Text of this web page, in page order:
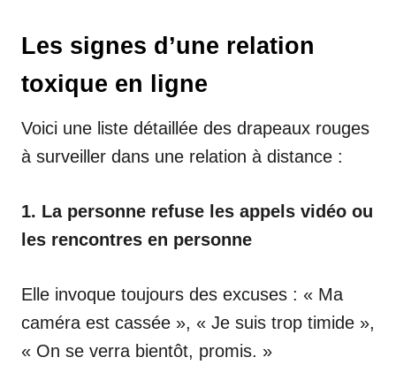
Les signes d’une relation
toxique en ligne
Voici une liste détaillée des drapeaux rouges
à surveiller dans une relation à distance :
1. La personne refuse les appels vidéo ou
les rencontres en personne
Elle invoque toujours des excuses : « Ma
caméra est cassée », « Je suis trop timide »,
« On se verra bientôt, promis. »